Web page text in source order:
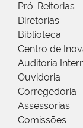
Pró-Reitorias
Diretorias
Biblioteca
Centro de
Auditoria
Ouvidoria
Corregedoria
Assessorias
Comissões